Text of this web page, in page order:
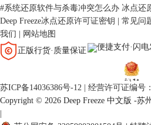
4. 系统文件损坏：如果系统文件损坏
系统文件检查器（SFC）扫描并修复系统
5. 磁盘空间不足：确保系统分区有足够
果空间不足，清理不必要的文件或移动其
三、冰点还原支持的系统有哪些
DeepFreeze作为一款专业的系统还原
#系统还原软件与杀毒冲突怎么办 冰点还
Deep Freeze冰点还原许可证密钥
常见问
我们
网站地图
正版行货·质量保证
便捷支付·闪
苏ICP备14036386号-12
经营许可证编号
Copyright © 2026 Deep Freeze 中文版 -